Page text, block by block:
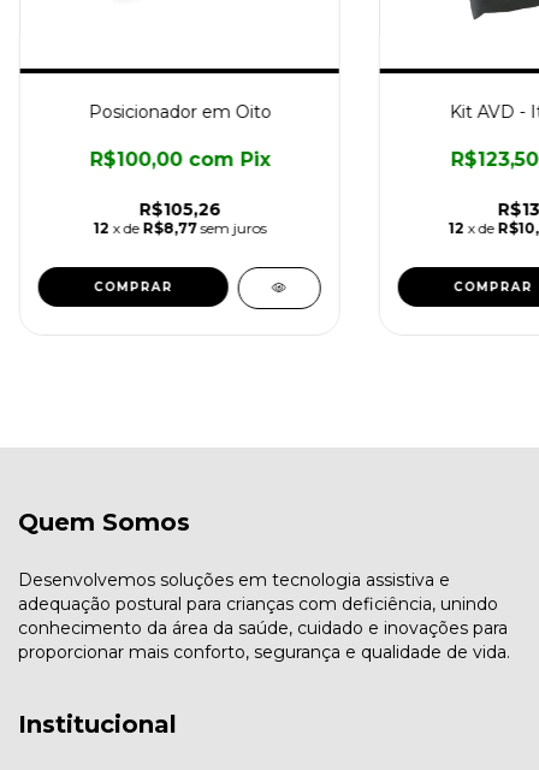
Posicionador em Oito
R$105,26
R$100,00 com Pix
12 x de R$8,77 sem juros
COMPRAR
Kit AVD -
12 x de
Quem Somos
Desenvolvemos soluções em tecnologia assistiva e
adequação postural para crianças com deficiência, unindo
conhecimento da área da saúde, cuidado e inovações para
proporcionar mais conforto, segurança e qualidade de vida.
Institucional